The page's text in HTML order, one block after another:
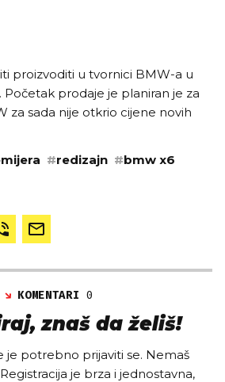
proizvoditi u tvornici BMW-a u
Početak prodaje je planiran je za
za sada nije otkrio cijene novih
#redizajn #bmw x6
KOMENTARI0
znaš da želiš!
je potrebno prijaviti se. Nemaš
je brza i jednostavna,